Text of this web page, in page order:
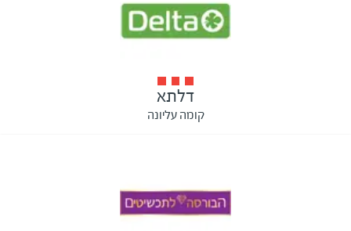
דלתא
קומה עליונה